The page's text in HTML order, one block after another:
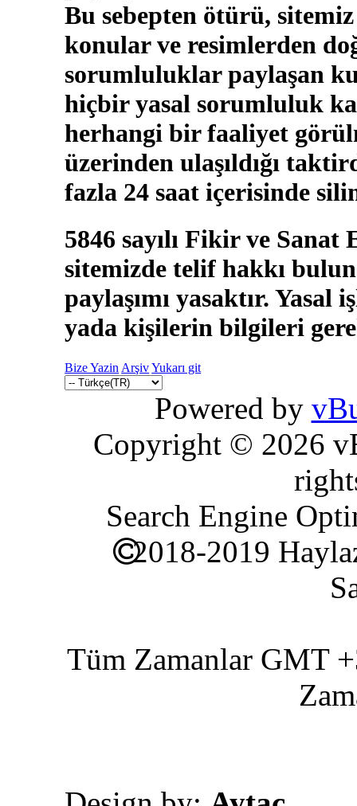
Bu sebepten ötürü,
konular ve resimlerden
sorumluluklar paylaşan
hiçbir yasal sorumluluk
herhangi bir faaliyet
üzerinden ulaşıldığı
fazla 24 saat içerisinde
5846 sayılı Fikir ve
sitemizde telif hakkı
paylaşımı yasaktır. Yasal
yada kişilerin bilgileri
Bize Yazin ArşivYukarı git
Powered by
Copyright © 2026
Search Engine
2018-2019
Tüm Zamanlar GMT